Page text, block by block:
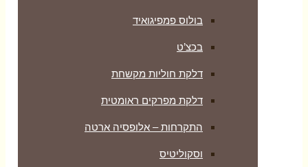
בולוס פמפיגואיד
בכצ’ט
דלקת חוליות מקשחת
דלקת מפרקים ראומטית
התקרחות – אלופסיה ארטה
וסקוליטיס